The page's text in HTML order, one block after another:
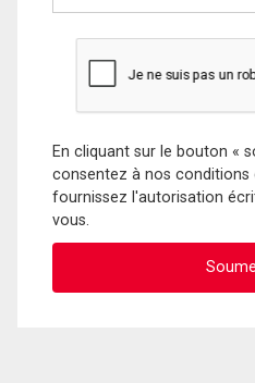
En cliquant sur le bouton «
consentez à nos conditions
fournissez l'autorisation
vous.